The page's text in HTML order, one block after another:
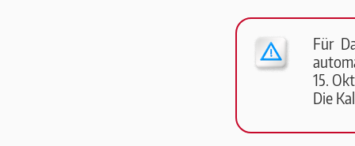
Für
15.
Die